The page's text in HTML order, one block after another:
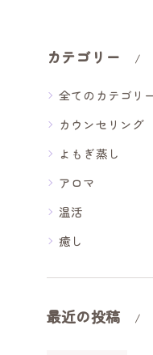
カテゴリー
全てのカテゴリ
カウンセリング
よもぎ蒸し
アロマ
温活
癒し
最近の投稿